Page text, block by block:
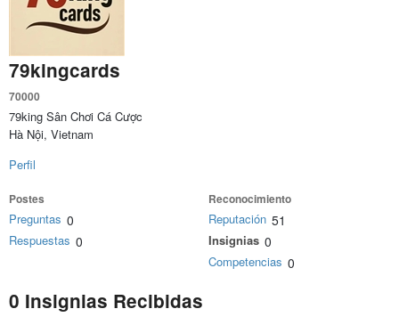
79kingcards
70000
79king Sân Chơi Cá Cược
Hà Nội, Vietnam
Perfil
Postes
Preguntas 0
Respuestas 0
Reconocimiento
Reputación 51
Insignias 0
Competencias 0
0 Insignias Recibidas